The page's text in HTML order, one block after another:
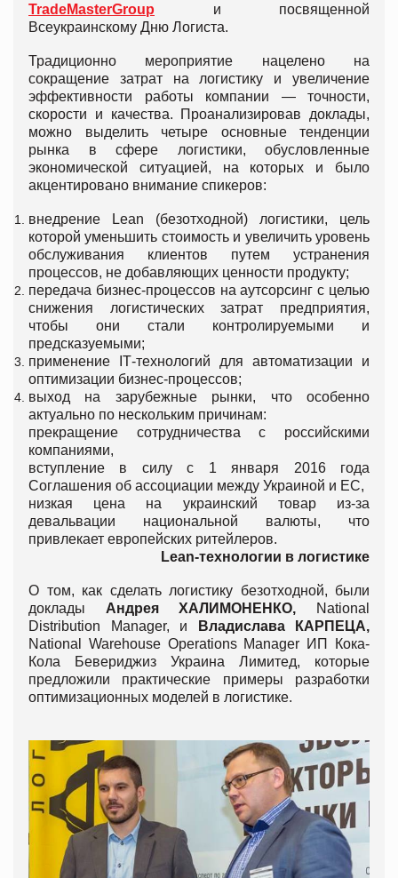
TradeMasterGroup
и посвященной
Всеукраинскому Дню Логиста.
Традиционно мероприятие нацелено на
сокращение затрат на логистику и увеличение
эффективности работы компании — точности,
скорости и качества. Проанализировав доклады,
можно выделить четыре основные тенденции
рынка в сфере логистики, обусловленные
экономической ситуацией, на которых и было
акцентировано внимание спикеров:
внедрение Lean (безотходной) логистики, цель
которой уменьшить стоимость и увеличить уровень
обслуживания клиентов путем устранения
процессов, не добавляющих ценности продукту;
передача бизнес-процессов на аутсорсинг с целью
снижения логистических затрат предприятия,
чтобы они стали контролируемыми и
предсказуемыми;
применение IТ-технологий для автоматизации и
оптимизации бизнес-процессов;
выход на зарубежные рынки, что особенно
актуально по нескольким причинам:
прекращение сотрудничества с российскими
компаниями,
вступление в силу с 1 января 2016 года
Соглашения об ассоциации между Украиной и ЕС,
низкая цена на украинский товар из-за
девальвации национальной валюты, что
привлекает европейских ритейлеров.
Lean-технологии в логистике
О том, как сделать логистику безотходной, были
доклады АндреяХАЛИМОНЕНКО,
National
Distribution Manager, и
Владислава КАРПЕЦА,
National Warehouse Operations Manager ИП Кока-
Кола Бевериджиз Украина Лимитед, которые
предложили практические примеры разработки
оптимизационных моделей в логистике.